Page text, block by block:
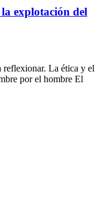
explotación del
reflexionar. La ética y el
por el hombre El